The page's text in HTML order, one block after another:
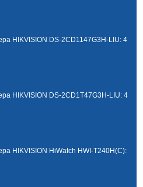
HIKVISION DS-2CD1147G3H-LIU: 4
HIKVISION DS-2CD1T47G3H-LIU: 4
HIKVISION HiWatch HWI-T240H(C):